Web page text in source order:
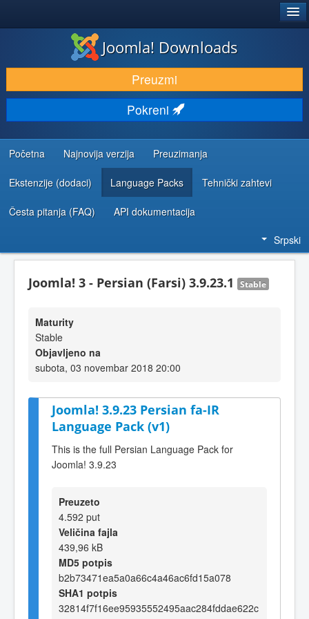
PREUZIMANJE I PROŠIRENJA (EKSTENZIJE)
OTKRIJTE I NAUČITE
ZAJEDNICA I PODRŠKA
RESURSI ZA RAZVOJ
Joomla! Downloads
Preuzmi
Pokreni
Početna Najnovija verzija Preuzimanja
Ekstenzije (dodaci) Language Packs Tehnički zahtevi
Česta pitanja (FAQ) API dokumentacija
Srpski
Joomla! 3 - Persian (Farsi) 3.9.23.1 Stable
Maturity
Stable
Objavljeno na
subota, 03 novembar 2018 20:00
Joomla! 3.9.23 Persian fa-IR
Language Pack (v1)
This is the full Persian Language Pack for
Joomla! 3.9.23
Preuzeto
4.592 put
Veličina fajla
439,96 kB
MD5 potpis
b2b73471ea5a0a66c4a46ac6fd15a078
SHA1 potpis
32814f7f16ee95935552495aac284fddae622c